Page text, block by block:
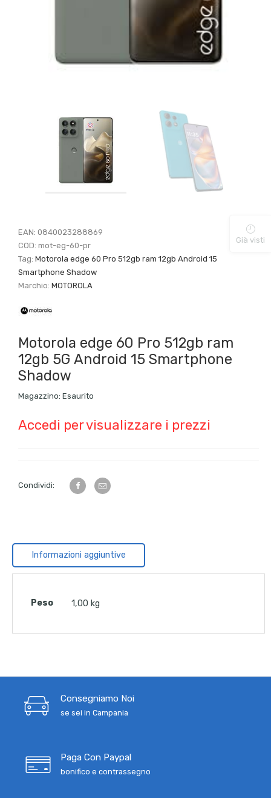
EAN:0840023288869
COD:mot-eg-60-pr
Tag:Motorola edge 60 Pro 512gb ram 12gb Android 15
Smartphone Shadow
Marchio:MOTOROLA
Motorola edge 60 Pro 512gb ram
12gb 5G Android 15 Smartphone
Shadow
Magazzino: Esaurito
Accedi per visualizzare i prezzi
Condividi:
Informazioni aggiuntive
Peso 1,00 kg
Consegniamo Noi
se sei in Campania
Paga Con Paypal
bonifico e contrassegno
Già visti